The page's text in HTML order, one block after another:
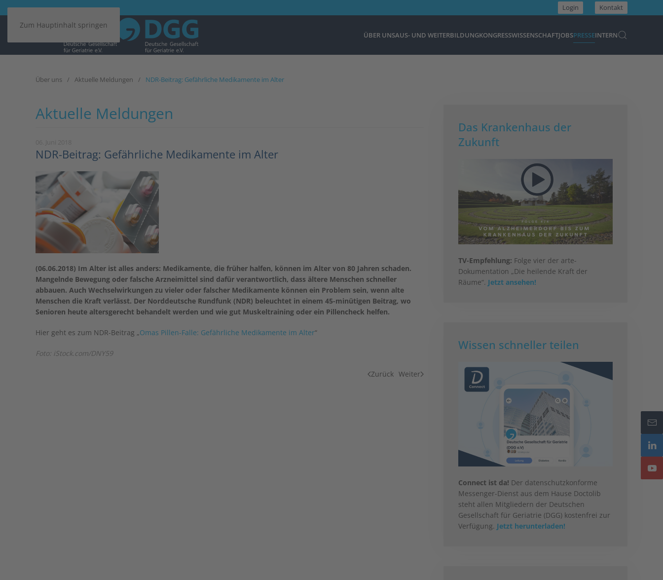
Zum Hauptinhalt springen
Login Kontakt
ÜBER UNSAUS- UND WEITERBILDUNGKONGRESSWISSENSCHAFTJOBSPRESSEINTERN
Über uns Aktuelle Meldungen NDR-Beitrag: Gefährliche Medikamente im Alter
Aktuelle Meldungen
NDR-Beitrag: Gefährliche Medikamente im Alter
(06.06.2018) Im Alter ist alles anders: Medikamente, die früher halfen, können im Alter von 80 Jahren schaden.
Mangelnde Bewegung oder falsche Arzneimittel sind dafür verantwortlich, dass ältere Menschen schneller
abbauen. Auch Wechselwirkungen zu vieler oder falscher Medikamente können ein Problem sein, wenn alte
Menschen die Kraft verlässt. Der Norddeutsche Rundfunk (NDR) beleuchtet in einem 45-minütigen Beitrag, wo
Senioren heute altersgerecht behandelt werden und wie gut Muskeltraining oder ein Pillencheck helfen.
Hier geht es zum NDR-Beitrag „Omas Pillen-Falle: Gefährliche Medikamente im Alter“
Foto: iStock.com/DNY59
Zurück Weiter
Das Krankenhaus der
Zukunft
TV-Empfehlung: Folge vier der arte-
Dokumentation „Die heilende Kraft der
Räume“. Jetzt ansehen!
Wissen schneller teilen
Connect ist da! Der datenschutzkonforme
Messenger-Dienst aus dem Hause Doctolib
steht allen Mitgliedern der Deutschen
Gesellschaft für Geriatrie (DGG) kostenfrei zur
Verfügung. Jetzt herunterladen!